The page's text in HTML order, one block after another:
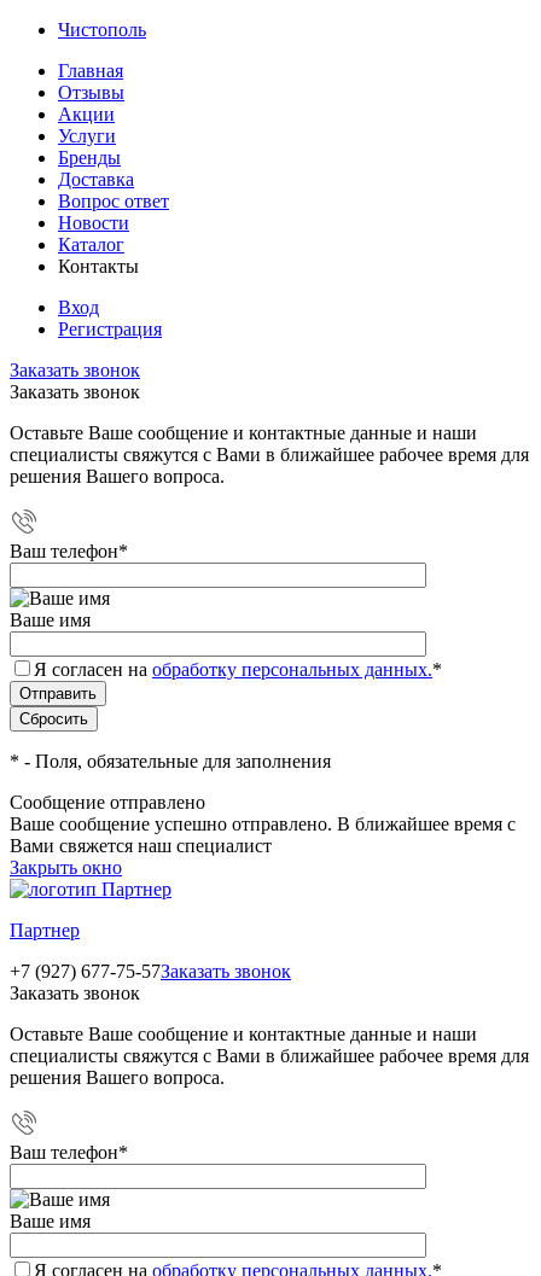
Чистополь
Главная
Отзывы
Акции
Услуги
Бренды
Доставка
Вопрос ответ
Новости
Каталог
Контакты
Вход
Регистрация
Заказать звонок
Заказать звонок
Оставьте Ваше сообщение и контактные данные и наши
специалисты свяжутся с Вами в ближайшее рабочее время для
решения Вашего вопроса.
Ваш телефон*
Ваше имя
Я согласен на обработку персональных данных.*
* - Поля, обязательные для заполнения
Сообщение отправлено
Ваше сообщение успешно отправлено. В ближайшее время с
Вами свяжется наш специалист
Закрыть окно
Партнер
+7 (927) 677-75-57Заказать звонок
Заказать звонок
Оставьте Ваше сообщение и контактные данные и наши
специалисты свяжутся с Вами в ближайшее рабочее время для
решения Вашего вопроса.
Ваш телефон*
Ваше имя
Я согласен на обработку персональных данных.*